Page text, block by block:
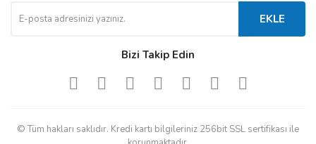
EKLE
Bizi Takip Edin
© Tüm hakları saklıdır. Kredi kartı bilgileriniz 256bit SSL sertifikası ile